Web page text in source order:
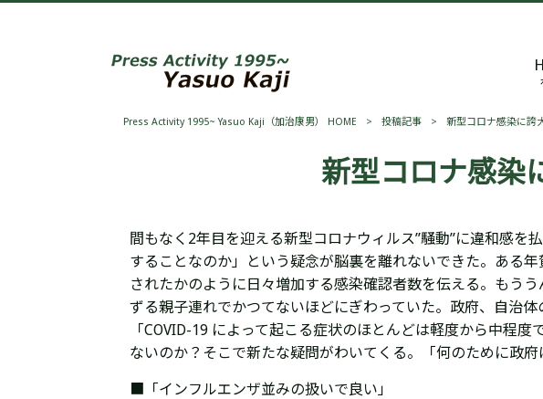
Press Activity 1995~ Yasuo Kaji（加治康男） HOME > 投稿記事 > 新型コロナ感染に誇
新型コロナ感染
間もなく2年目を迎える新型コロナウィルス”騒動”に違和感
することなのか」という疑念が脳裏を離れないできた。ある
されたかのように日々増加する感染確認者数を伝える。もう
ずる親子連れでかつてないほどにぎわっていた。政府、自治
「COVID-19 によって起こる症状のほとんどは軽度から中程
ないのか？ そこで新たな疑問がわいてくる。「何のために政府
■「インフルエンザ並みの扱いで良い」